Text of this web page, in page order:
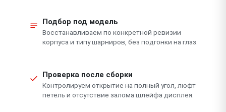
Подбор под модель
Восстанавливаем по конкретной ревизии
корпуса и типу шарниров, без подгонки на глаз.
Проверка после сборки
Контролируем открытие на полный угол, люфт
петель и отсутствие залома шлейфа дисплея.